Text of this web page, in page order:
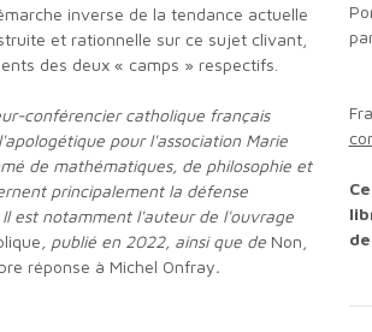
et rationnelle sur ce sujet clivant,
des deux « camps » respectifs.
conférencier catholique français
pour l'association Marie
de mathématiques, de philosophie et
principalement la défense
est notamment l'auteur de l'ouvrage
, publié en 2022, ainsi que de Non,
réponse à Michel Onfray.
Ports à 0€ en France métropolitaine à
Ce livre est disponible chez votre